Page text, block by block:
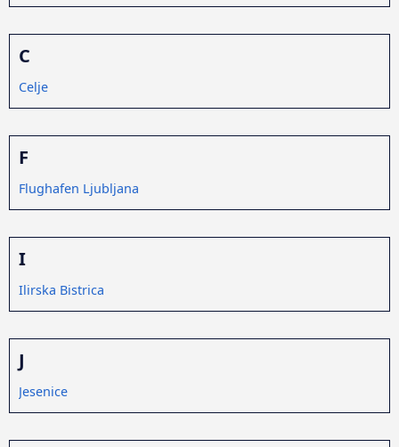
C
Celje
F
Flughafen Ljubljana
I
Ilirska Bistrica
J
Jesenice